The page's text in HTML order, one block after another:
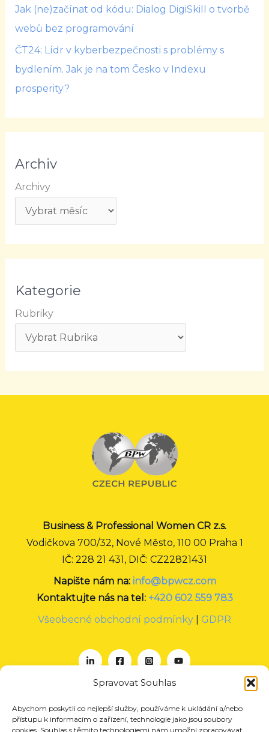
Spravovat Souhlas
Abychom poskytli co nejlepší služby, používáme k ukládání a/nebo
přístupu k informacím o zařízení, technologie jako jsou soubory
cookies. Souhlas s těmito technologiemi nám umožní zpracovávat
Jak (ne)začínat od kódu: Dialog DigiSkill o tvorbě
webů bez programování
ČT24: Lídr v kyberbezpečnosti s problémy s
bydlením. Jak je na tom Česko v Indexu
prosperity?
Archiv
Archivy
Kategorie
Rubriky
Business & Professional Women CR z.s.
Vodičkova 700/32, Nové Město, 110 00 Praha 1
IČ: 228 21 431, DIČ: CZ22821431
Napište nám na: info@bpwcz.com
Kontaktujte nás na tel: +420 602 559 783
Všeobecné obchodní podmínky
GDPR
O nás